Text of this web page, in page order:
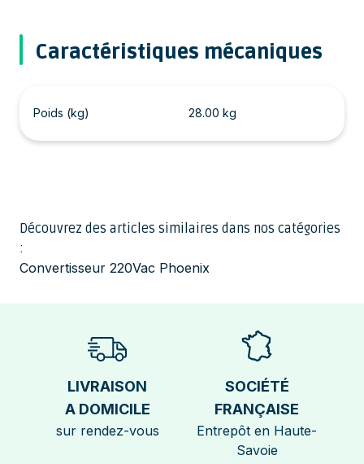
Caractéristiques mécaniques
Poids (kg) 28.00 kg
Découvrez des articles similaires dans nos catégories
:
Convertisseur 220Vac Phoenix
LIVRAISON
A DOMICILE
sur rendez-vous
SOCIÉTÉ
FRANÇAISE
Entrepôt en Haute-
Savoie